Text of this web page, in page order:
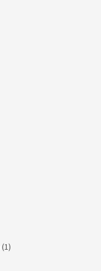
(1)